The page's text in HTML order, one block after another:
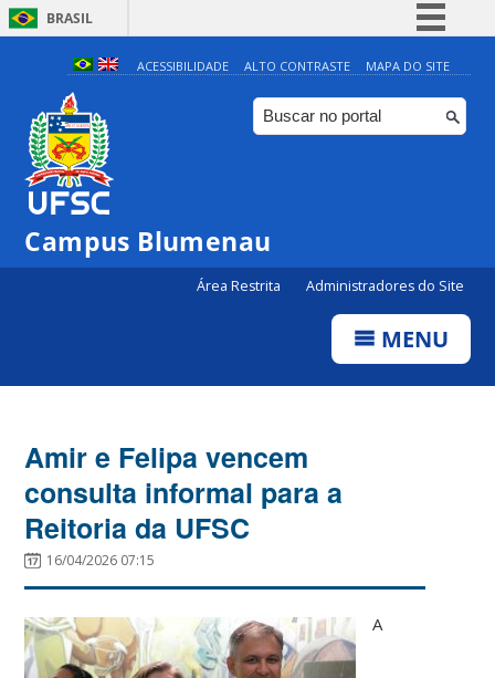
BRASIL
Simplifique!
Comunica BR
Participe
ACESSIBILIDADE ALTO CONTRASTE MAPA DO SITE
Campus Blumenau
Área Restrita Administradores do Site
MENU
Amir e Felipa vencem
consulta informal para a
Reitoria da UFSC
16/04/2026 07:15
A